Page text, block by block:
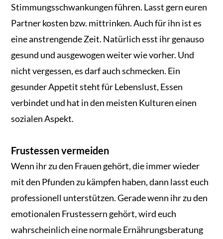
Stimmungsschwankungen führen. Lasst gern euren
Partner kosten bzw. mittrinken. Auch für ihn ist es
eine anstrengende Zeit. Natürlich esst ihr genauso
gesund und ausgewogen weiter wie vorher. Und
nicht vergessen, es darf auch schmecken. Ein
gesunder Appetit steht für Lebenslust, Essen
verbindet und hat in den meisten Kulturen einen
sozialen Aspekt.
Frustessen vermeiden
Wenn ihr zu den Frauen gehört, die immer wieder
mit den Pfunden zu kämpfen haben, dann lasst euch
professionell unterstützen. Gerade wenn ihr zu den
emotionalen Frustessern gehört, wird euch
wahrscheinlich eine normale Ernährungsberatung